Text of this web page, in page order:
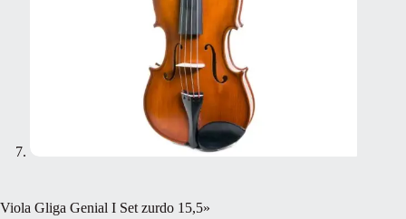
Viola Gliga Genial I Set zurdo 15,5»